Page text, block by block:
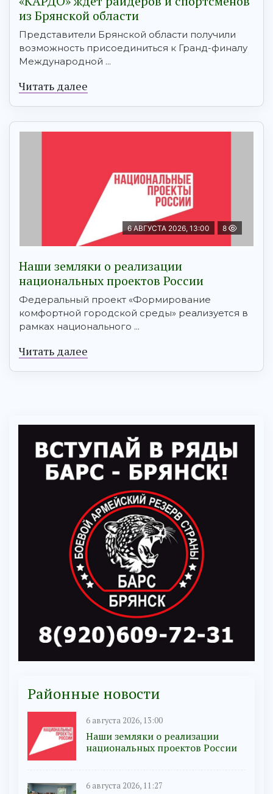
из Брянской области
Представители Брянской области получили
возможность присоединиться к Гранд-финалу
Международной ...
Читать далее
6 АВГУСТА 2026, 13:00 8
Наши земляки о реализации
национальных проектов России
Федеральный проект «Формирование
комфортной городской среды» реализуется в
рамках национального ...
Читать далее
Районные новости
6 августа 2026, 13:00
Наши земляки о реализации
национальных проектов России
6 августа 2026, 11:27